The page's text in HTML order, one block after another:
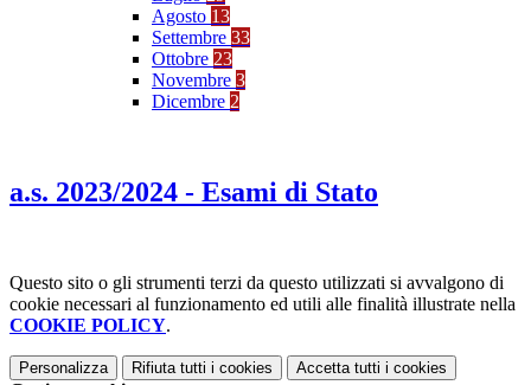
Agosto 13
Settembre 33
Ottobre 23
Novembre 3
Dicembre 2
a.s. 2023/2024 - Esami di Stato
Questo sito o gli strumenti terzi da questo utilizzati si avvalgono di
cookie necessari al funzionamento ed utili alle finalità illustrate nella
COOKIE POLICY.
Personalizza Rifiuta tutti i cookies Accetta tutti i cookies